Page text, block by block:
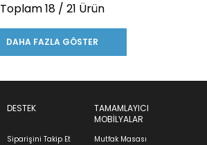
Toplam18/ 21 Ürün
DAHA FAZLA GÖSTER
DESTEK
Siparişini Takip Et
TAMAMLAYICI
MOBİLYALAR
Mutfak Masası